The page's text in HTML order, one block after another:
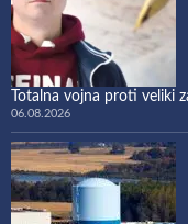
Totalna vojna proti veliki
06.08.2026